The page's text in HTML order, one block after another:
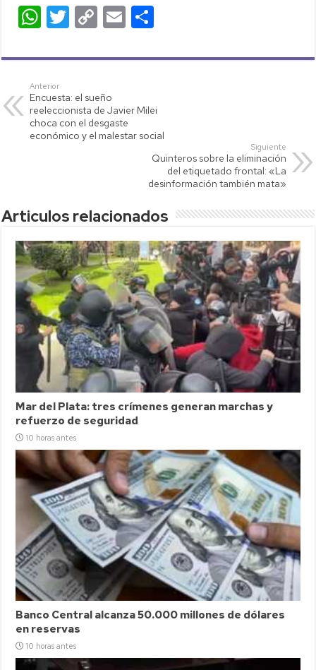
W
at
s
A
p
T
tt
C
p
Li
nk
E
ail m
ar
tir
Anterior
Encuesta: el sueño
reeleccionista de Javier Milei
choca con el desgaste
económico y el malestar social
Siguiente
Quinteros sobre la eliminación
del etiquetado frontal: «La
desinformación también mata»
Articulos relacionados
Mar del Plata: tres crímenes generan marchas y
refuerzo de seguridad
10 horas antes
Banco Central alcanza 50.000 millones de dólares
en reservas
10 horas antes